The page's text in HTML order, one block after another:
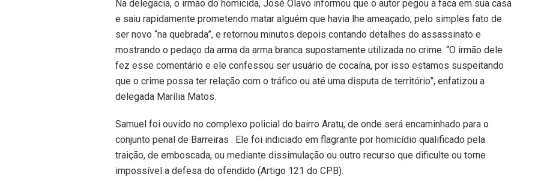
Na delegacia, o irmão do homicida, José Olavo informou que o autor pegou a faca em sua casa
e saiu rapidamente prometendo matar alguém que havia lhe ameaçado, pelo simples fato de
ser novo “na quebrada”, e retornou minutos depois contando detalhes do assassinato e
mostrando o pedaço da arma da arma branca supostamente utilizada no crime. “O irmão dele
fez esse comentário e ele confessou ser usuário de cocaína, por isso estamos suspeitando
que o crime possa ter relação com o tráfico ou até uma disputa de território”, enfatizou a
delegada Marília Matos.
Samuel foi ouvido no complexo policial do bairro Aratu, de onde será encaminhado para o
conjunto penal de Barreiras . Ele foi indiciado em flagrante por homicídio qualificado pela
traição, de emboscada, ou mediante dissimulação ou outro recurso que dificulte ou torne
impossível a defesa do ofendido (Artigo 121 do CPB).